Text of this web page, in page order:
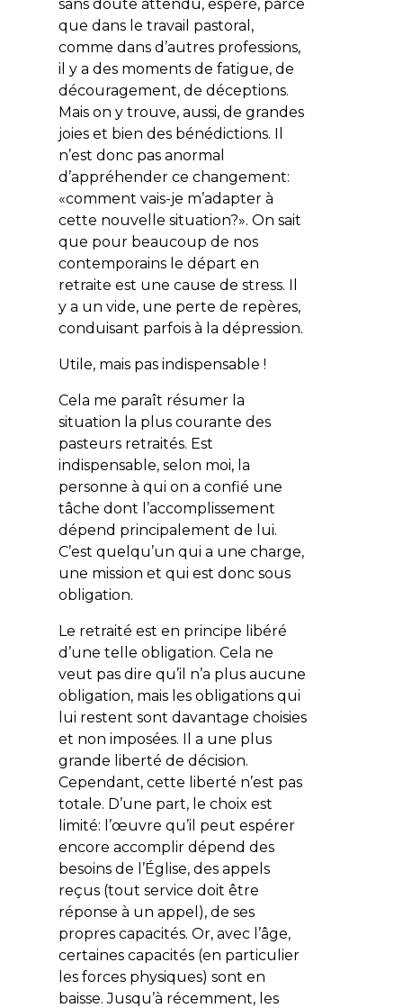
sans doute attendu, espéré, parce
que dans le travail pastoral,
comme dans d’autres professions,
il y a des moments de fatigue, de
découragement, de déceptions.
Mais on y trouve, aussi, de grandes
joies et bien des bénédictions. Il
n’est donc pas anormal
d’appréhender ce changement:
«comment vais-je m’adapter à
cette nouvelle situation?». On sait
que pour beaucoup de nos
contemporains le départ en
retraite est une cause de stress. Il
y a un vide, une perte de repères,
conduisant parfois à la dépression.
Utile, mais pas indispensable !
Cela me paraît résumer la
situation la plus courante des
pasteurs retraités. Est
indispensable, selon moi, la
personne à qui on a confié une
tâche dont l’accomplissement
dépend principalement de lui.
C’est quelqu’un qui a une charge,
une mission et qui est donc sous
obligation.
Le retraité est en principe libéré
d’une telle obligation. Cela ne
veut pas dire qu’il n’a plus aucune
obligation, mais les obligations qui
lui restent sont davantage choisies
et non imposées. Il a une plus
grande liberté de décision.
Cependant, cette liberté n’est pas
totale. D’une part, le choix est
limité: l’œuvre qu’il peut espérer
encore accomplir dépend des
besoins de l’Église, des appels
reçus (tout service doit être
réponse à un appel), de ses
propres capacités. Or, avec l’âge,
certaines capacités (en particulier
les forces physiques) sont en
baisse. Jusqu’à récemment, les